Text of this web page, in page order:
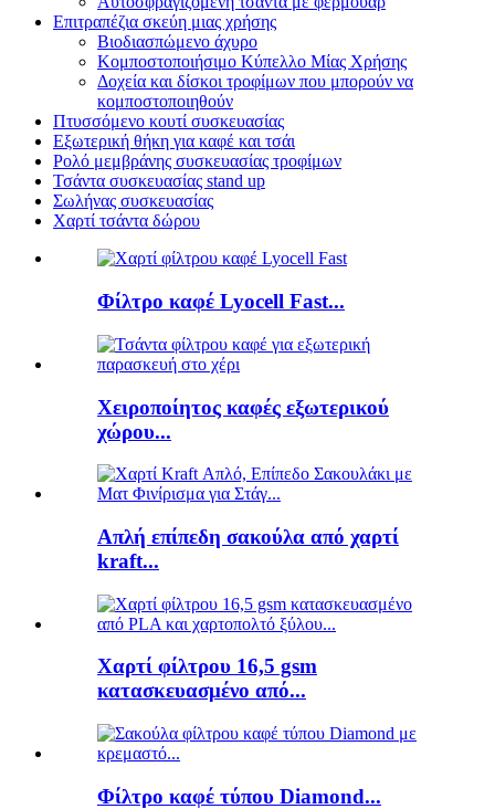
Επιτραπέζια σκεύη μιας χρήσης
Βιοδιασπώμενο άχυρο
Κομποστοποιήσιμο Κύπελλο Μίας Χρήσης
Δοχεία και δίσκοι τροφίμων που μπορούν να
κομποστοποιηθούν
Πτυσσόμενο κουτί συσκευασίας
Εξωτερική θήκη για καφέ και τσάι
Ρολό μεμβράνης συσκευασίας τροφίμων
Τσάντα συσκευασίας stand up
Σωλήνας συσκευασίας
Χαρτί τσάντα δώρου
Φίλτρο καφέ Lyocell Fast...
Χειροποίητος καφές εξωτερικού
χώρου...
Απλή επίπεδη σακούλα από χαρτί
kraft...
Χαρτί φίλτρου 16,5 gsm
κατασκευασμένο από...
Φίλτρο καφέ τύπου Diamond...